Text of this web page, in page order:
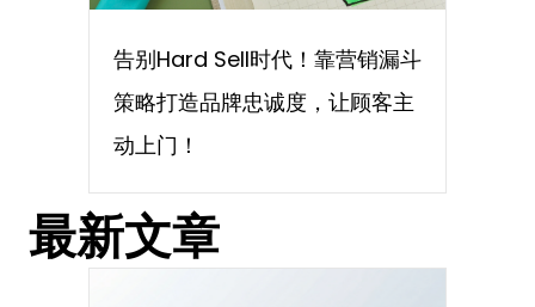
告别Hard Sell时代！靠营销漏斗
策略打造品牌忠诚度，让顾客主
动上门！
最新文章